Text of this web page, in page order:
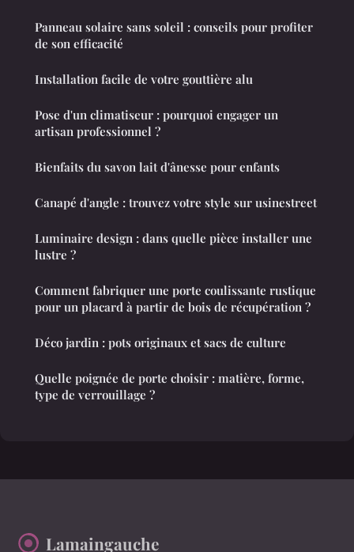
Panneau solaire sans soleil : conseils pour profiter
de son efficacité
Installation facile de votre gouttière alu
Pose d'un climatiseur : pourquoi engager un
artisan professionnel ?
Bienfaits du savon lait d'ânesse pour enfants
Canapé d'angle : trouvez votre style sur usinestreet
Luminaire design : dans quelle pièce installer une
lustre ?
Comment fabriquer une porte coulissante rustique
pour un placard à partir de bois de récupération ?
Déco jardin : pots originaux et sacs de culture
Quelle poignée de porte choisir : matière, forme,
type de verrouillage ?
Lamaingauche